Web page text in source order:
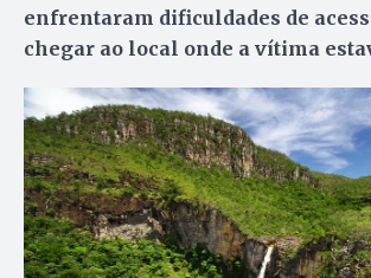
enfrentaram dificuldades de
chegar ao local onde a vítima